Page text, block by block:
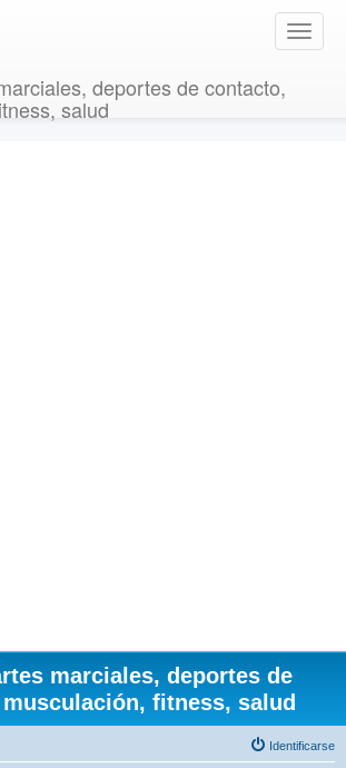
T
o
deportes de contacto,
salud
marciales, deportes de
fitness, salud
Identificarse